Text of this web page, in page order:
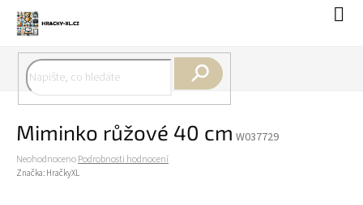
obsah
Miminko růžové 40 cm W037729
Průměrné
hodnocení
NeohodnocenoPodrobnosti hodnocení
Značka: HračkyXL